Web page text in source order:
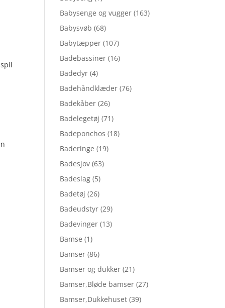
Babysenge og vugger (163)
Babysvøb (68)
Babytæpper (107)
Badebassiner (16)
Badedyr (4)
Badehåndklæder (76)
Badekåber (26)
Badelegetøj (71)
Badeponchos (18)
Baderinge (19)
Badesjov (63)
Badeslag (5)
Badetøj (26)
Badeudstyr (29)
Badevinger (13)
Bamse (1)
Bamser (86)
Bamser og dukker (21)
Bamser,Bløde bamser (27)
Bamser,Dukkehuset (39)